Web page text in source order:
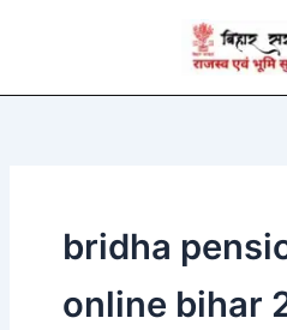
bridha
online bihar